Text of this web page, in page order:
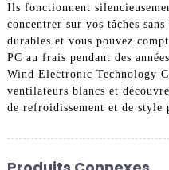
Ils fonctionnent
concentrer sur vos tâches
durables et vous pouvez
PC au frais pendant des
Wind Electronic Technology
ventilateurs blancs et
de refroidissement et de style